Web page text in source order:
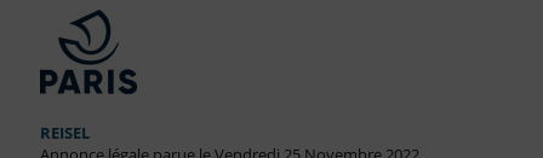
REISEL